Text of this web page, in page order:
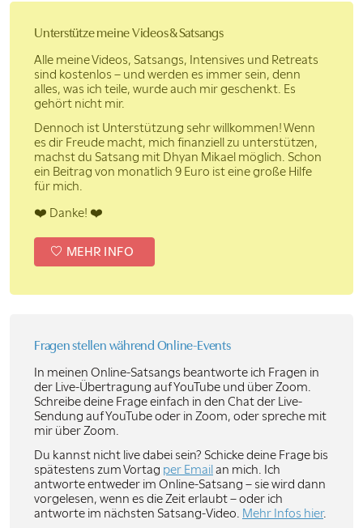
Unterstütze meine Videos & Satsangs
Alle meine Videos, Satsangs, Intensives und Retreats
sind kostenlos – und werden es immer sein, denn
alles, was ich teile, wurde auch mir geschenkt. Es
gehört nicht mir.
Dennoch ist Unterstützung sehr willkommen! Wenn
es dir Freude macht, mich finanziell zu unterstützen,
machst du Satsang mit Dhyan Mikael möglich. Schon
ein Beitrag von monatlich 9 Euro ist eine große Hilfe
für mich.
❤️ Danke! ❤️
MEHR INFO
Fragen stellen während Online-Events
In meinen Online-Satsangs beantworte ich Fragen in
der Live-Übertragung auf YouTube und über Zoom.
Schreibe deine Frage einfach in den Chat der Live-
Sendung auf YouTube oder in Zoom, oder spreche mit
mir über Zoom.
Du kannst nicht live dabei sein? Schicke deine Frage bis
spätestens zum Vortag per Emailan mich. Ich
antworte entweder im Online-Satsang – sie wird dann
vorgelesen, wenn es die Zeit erlaubt – oder ich
antworte im nächsten Satsang-Video. Mehr Infos hier.